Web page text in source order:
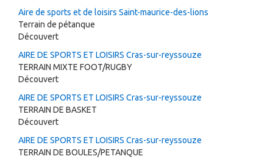
Aire de sports et de loisirs Saint-maurice-des-lions
Terrain de pétanque
Découvert
AIRE DE SPORTS ET LOISIRS Cras-sur-reyssouze
TERRAIN MIXTE FOOT/RUGBY
Découvert
AIRE DE SPORTS ET LOISIRS Cras-sur-reyssouze
TERRAIN DE BASKET
Découvert
AIRE DE SPORTS ET LOISIRS Cras-sur-reyssouze
TERRAIN DE BOULES/PETANQUE